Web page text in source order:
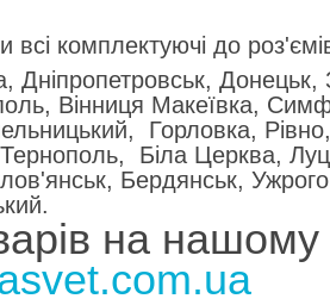
всі комплектуючі до
Дніпропетровськ,
Вінниця Макеївка,
Горловка,
Біла Церква,
Бердянськ,
на нашому